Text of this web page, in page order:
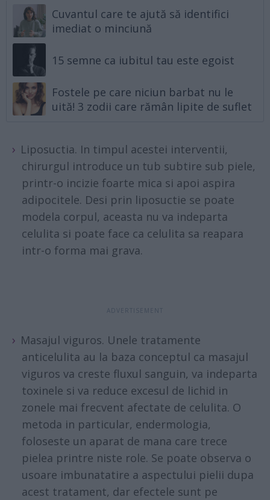
Cuvantul care te ajută să identifici
imediat o minciună
15 semne ca iubitul tau este egoist
Fostele pe care niciun barbat nu le
uită! 3 zodii care rămân lipite de suflet
Liposuctia. In timpul acestei interventii,
chirurgul introduce un tub subtire sub piele,
printr-o incizie foarte mica si apoi aspira
adipocitele. Desi prin liposuctie se poate
modela corpul, aceasta nu va indeparta
celulita si poate face ca celulita sa reapara
intr-o forma mai grava.
Masajul viguros. Unele tratamente
anticelulita au la baza conceptul ca masajul
viguros va creste fluxul sanguin, va indeparta
toxinele si va reduce excesul de lichid in
zonele mai frecvent afectate de celulita. O
metoda in particular, endermologia,
foloseste un aparat de mana care trece
pielea printre niste role. Se poate observa o
usoare imbunatatire a aspectului pielii dupa
acest tratament, dar efectele sunt pe